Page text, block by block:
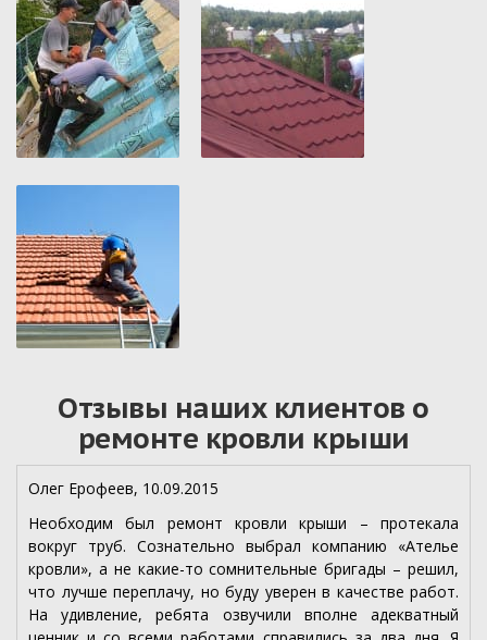
Отзывы наших клиентов о
ремонте кровли крыши
Олег Ерофеев, 10.09.2015
Необходим был ремонт кровли крыши – протекала
вокруг труб. Сознательно выбрал компанию «Ателье
кровли», а не какие-то сомнительные бригады – решил,
что лучше переплачу, но буду уверен в качестве работ.
На удивление, ребята озвучили вполне адекватный